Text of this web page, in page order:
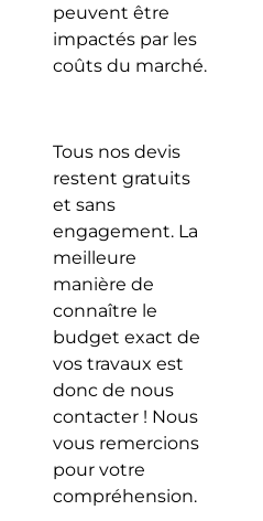
peuvent être
impactés par les
coûts du marché.
Tous nos devis
restent gratuits
et sans
engagement. La
meilleure
manière de
connaître le
budget exact de
vos travaux est
donc de nous
contacter ! Nous
vous remercions
pour votre
compréhension.